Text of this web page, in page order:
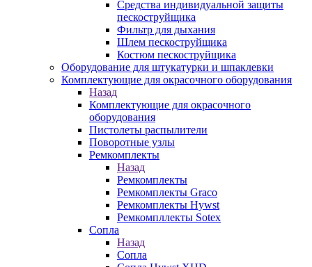
Средства индивидуальной защиты
пескоструйщика
Фильтр для дыхания
Шлем пескоструйщика
Костюм пескоструйщика
Оборудование для штукатурки и шпаклевки
Комплектующие для окрасочного оборудования
Назад
Комплектующие для окрасочного
оборудования
Пистолеты распылители
Поворотные узлы
Ремкомплекты
Назад
Ремкомплекты
Ремкомплекты Graco
Ремкомплекты Hywst
Ремкомпллекты Sotex
Сопла
Назад
Сопла